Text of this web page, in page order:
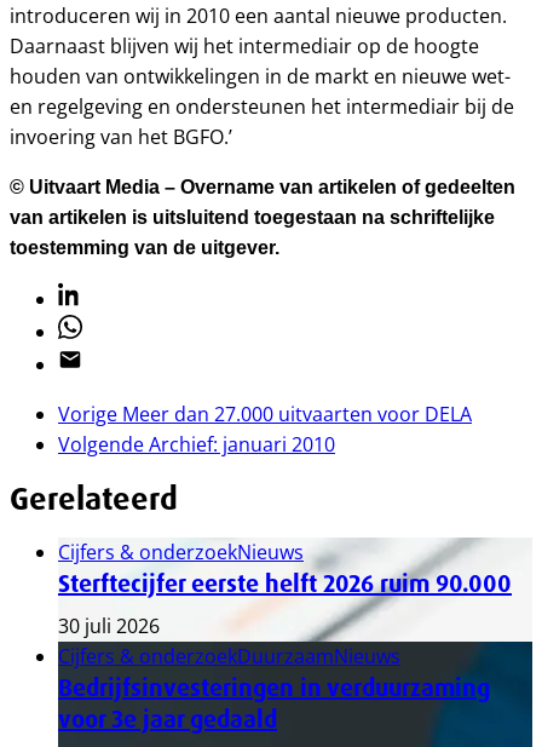
introduceren wij in 2010 een aantal nieuwe producten.
Daarnaast blijven wij het intermediair op de hoogte
houden van ontwikkelingen in de markt en nieuwe wet-
en regelgeving en ondersteunen het intermediair bij de
invoering van het BGFO.’
© Uitvaart Media – Overname van artikelen of gedeelten
van artikelen is uitsluitend toegestaan na schriftelijke
toestemming van de uitgever.
Linkedin
Whatsapp
Email
Vorige Meer dan 27.000 uitvaarten voor DELA
VolgendeArchief: januari 2010
Gerelateerd
Cijfers & onderzoekNieuws
Sterftecijfer eerste helft 2026 ruim 90.000
30 juli 2026
Cijfers & onderzoekDuurzaamNieuws
Bedrijfsinvesteringen in verduurzaming
voor 3e jaar gedaald